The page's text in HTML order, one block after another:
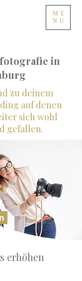
ME
NU
in
zu deinem
auf denen
sich wohl
gefallen.
erhöhen